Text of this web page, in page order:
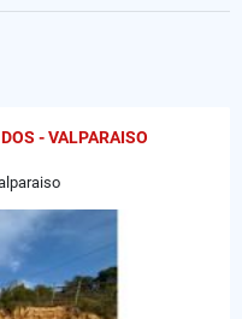
- VALPARAISO